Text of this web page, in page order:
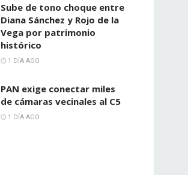
Sube de tono choque entre
Diana Sánchez y Rojo de la
Vega por patrimonio
histórico
1 DÍA AGO
PAN exige conectar miles
de cámaras vecinales al C5
1 DÍA AGO